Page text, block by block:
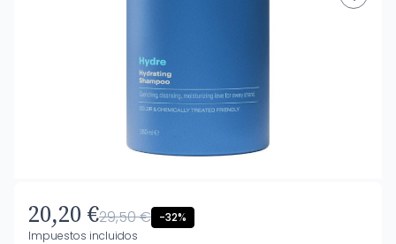
20,20 €29,50 € -32%
Impuestos incluidos